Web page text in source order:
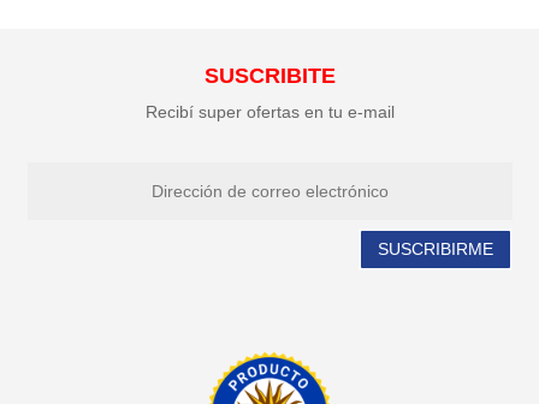
SUSCRIBITE
Recibí super ofertas en tu e-mail
SUSCRIBIRME